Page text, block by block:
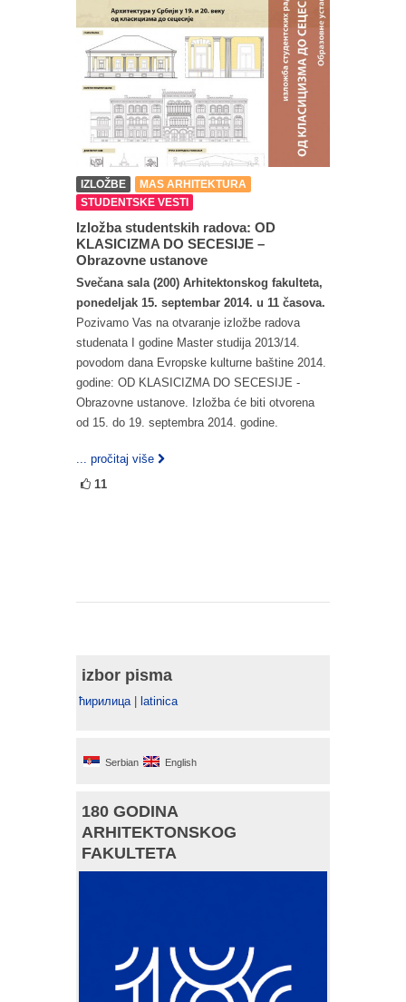
IZLOŽBE
MAS ARHITEKTURA
STUDENTSKE VESTI
Izložba studentskih radova: OD
KLASICIZMA DO SECESIJE –
Obrazovne ustanove
Svečana sala (200) Arhitektonskog fakulteta,
ponedeljak 15. septembar 2014. u 11 časova.
Pozivamo Vas na otvaranje izložbe radova
studenata I godine Master studija 2013/14.
povodom dana Evropske kulturne baštine 2014.
godine: OD KLASICIZMA DO SECESIJE -
Obrazovne ustanove. Izložba će biti otvorena
od 15. do 19. septembra 2014. godine.
... pročitaj više
11
izbor pisma
ћирилица | latinica
Serbian English
180 GODINA
ARHITEKTONSKOG
FAKULTETA